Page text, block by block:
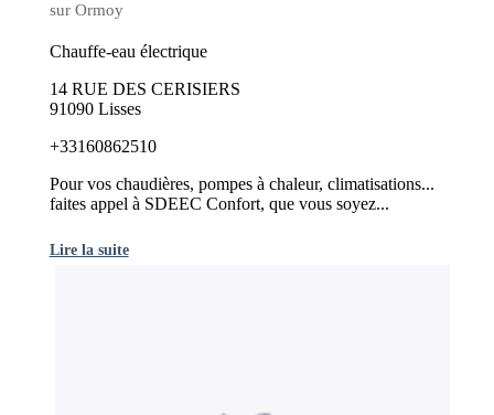
sur Ormoy
Chauffe-eau électrique
14 RUE DES CERISIERS
91090 Lisses
+33160862510
Pour vos chaudières, pompes à chaleur, climatisations...
faites appel à SDEEC Confort, que vous soyez...
Lire la suite